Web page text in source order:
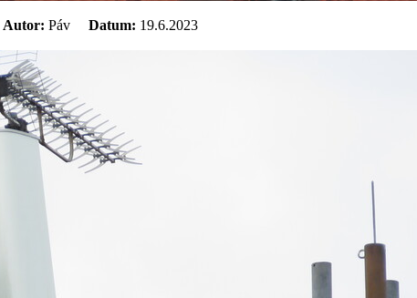
Autor: Páv Datum: 19.6.2023